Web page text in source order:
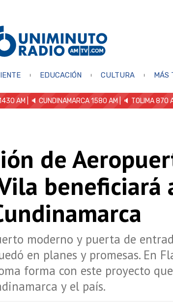
EDUCACIÓN CULTURA MÁS
AM | 🔈 CUNDINAMARCA 1580 AM | 🔈 TOLIMA 870
de
beneficiará
moderno y puerta de
en planes y promesas. En
forma con este proyecto
y el país.